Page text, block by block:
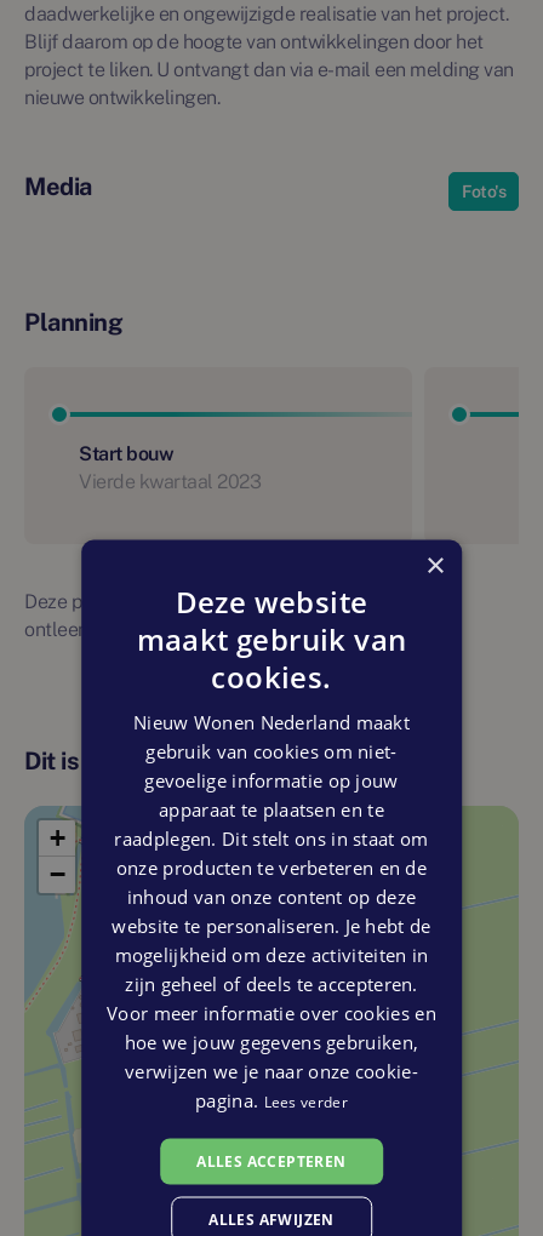
daadwerkelijke en ongewijzigde realisatie van het project.
Blijf daarom op de hoogte van ontwikkelingen door het
project te liken. U ontvangt dan via e-mail een melding van
nieuwe ontwikkelingen.
Media Foto's
Planning
Start bouw
Vierde kwartaal 2023
Deze planning is indicatief. Er kunnen geen rechten
ontleend worden aan bovenstaande planning
Dit is de locatie
+
−
×
Deze website
maakt gebruik van
cookies.
Nieuw Wonen Nederland maakt
gebruik van cookies om niet-
gevoelige informatie op jouw
apparaat te plaatsen en te
raadplegen. Dit stelt ons in staat om
onze producten te verbeteren en de
inhoud van onze content op deze
website te personaliseren. Je hebt de
mogelijkheid om deze activiteiten in
zijn geheel of deels te accepteren.
Voor meer informatie over cookies en
hoe we jouw gegevens gebruiken,
verwijzen we je naar onze cookie-
pagina. Lees verder
ALLES ACCEPTEREN
ALLES AFWIJZEN